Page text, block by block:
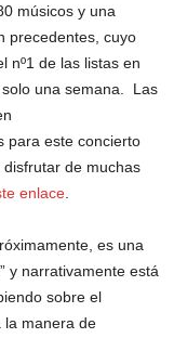
músicos y una
precedentes, cuyo
nº1 de las listas en
solo una semana. Las
para este concierto
de muchas
enlace
es una
y narrativamente está
sobre el
la manera de